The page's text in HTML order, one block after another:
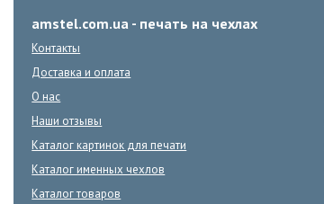
amstel.com.ua - печать на чехлах
Контакты
Доставка и оплата
О нас
Наши отзывы
Каталог картинок для печати
Каталог именных чехлов
Каталог товаров